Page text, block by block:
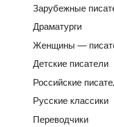
Зарубежные
Драматурги
Женщины —
Детские писатели
Российские
Русские классики
Переводчики